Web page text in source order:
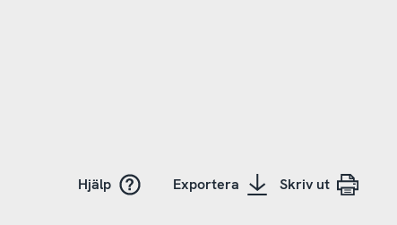
Hjälp Exportera Skriv ut